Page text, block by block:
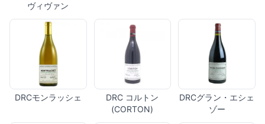
ヴィヴァン
DRCモンラッシェ
DRC コルトン
(CORTON)
DRCグラン・エシェ
ゾー